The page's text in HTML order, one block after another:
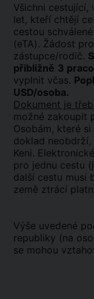
Všichni cestující,
let, kteří chtějí
cestou
(eTA). Žádost
zástupce/rodič.
přibližně 3
vyplnit včas.
USD/osoba.
Dokument je
možné zakoupit
Osobám, které
doklad neobdrží,
Keni.
pro jednu cestu
další cestu musí
země ztrácí
Výše uvedené
republiky (na
se mohou